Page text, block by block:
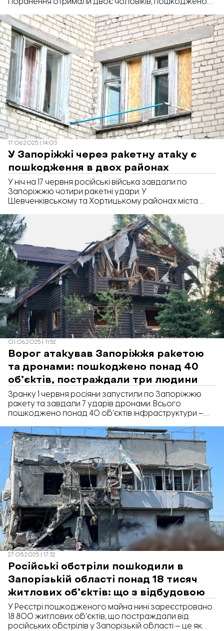
Поранення отримали двоє чоловіків, пошкоджено
управлінні поліції у Запорізькій області.
17.06.2025 | 14:03
У Запоріжжі через ракетну атаку є
пошкодження в двох районах
У ніч на 17 червня російські війська завдали по
Запоріжжю чотири ракетні удари. У
Шевченківському та Хортицькому районах міста
зруйновано 15 багатоповерхівок, нежитлові будівлі
та гаражний кооператив. Люди не постраждали. Про
це повідомили в Запорізькій міській раді.
01.06.2025 | 11:52
Ворог атакував Запоріжжя ракетою
та дронами: пошкоджено понад 40
об’єктів, постраждали три людини
Зранку 1 червня росіяни запустили по Запоріжжю
ракету та завдали 7 ударів дронами. Всього
пошкоджено понад 40 об’єктів інфраструктури –
приміщення та критичний об’єкт. Про це повідомив
очільник Запорізької обласної військової
адміністрації Іван Федоров.
27.05.2025 | 17:32
Російські обстріли пошкодили в
Запорізькій області понад 18 тисяч
житлових об’єктів: що з відбудовою
У Реєстрі пошкодженого майна нині зареєстровано
18 800 житлових об’єктів, що постраждали від
російських обстрілів у Запорізькій області — це як